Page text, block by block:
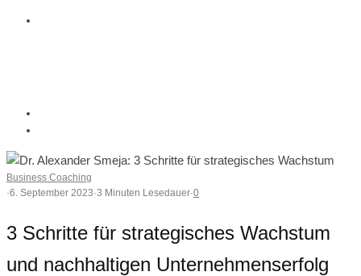
Business Coaching
·6. September 2023·3 Minuten Lesedauer·0
3 Schritte für strategisches Wachstum
und nachhaltigen Unternehmenserfolg